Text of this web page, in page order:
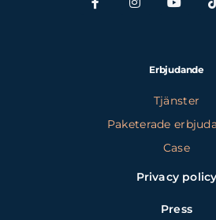
Erbjudande
Tjänster
Paketerade
Case
Privacy policy
Press